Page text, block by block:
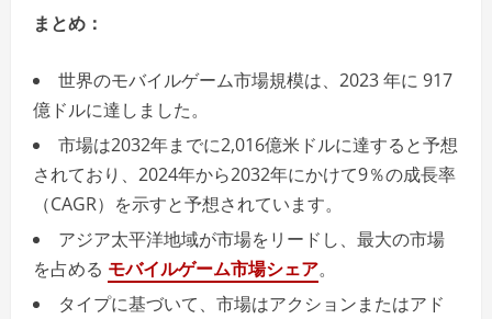
まとめ：
世界のモバイルゲーム市場規模は、2023 年に 917
億ドルに達しました。
市場は2032年までに2,016億米ドルに達すると予想
されており、2024年から2032年にかけて9％の成長率
（CAGR）を示すと予想されています。
アジア太平洋地域が市場をリードし、最大の市場
を占める モバイルゲーム市場シェア。
タイプに基づいて、市場はアクションまたはアド